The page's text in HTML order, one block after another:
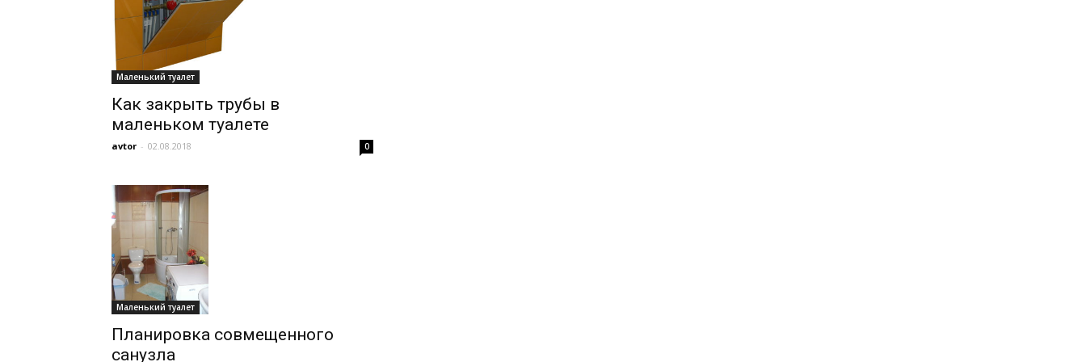
Маленький туалет
Как закрыть трубы в
маленьком туалете
avtor - 02.08.2018 0
Маленький туалет
Планировка совмещенного
санузла